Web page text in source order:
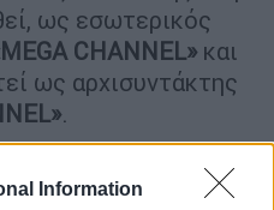
Information
ως εσωτερικός
CΗΑΝΝΕL» και
ως αρχισυντάκτης
.